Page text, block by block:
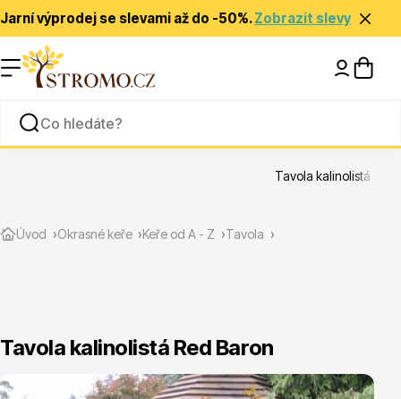
Jarní výprodej se slevami až do -50%.Zobrazit slevy
Rady a tipy
Zlevněné
Jehličnany
Úvod Okrasné keře Keře od A - Z Tavola
Tavola kalinolistá Red
Tavola kalinolistá Red Baron